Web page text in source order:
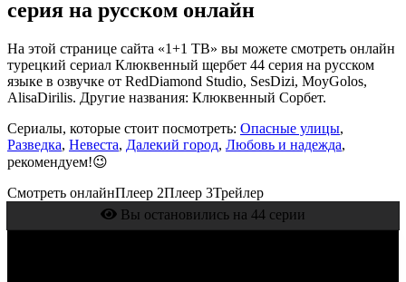
серия на русском онлайн
На этой странице сайта «1+1 ТВ» вы можете смотреть онлайн
турецкий сериал Клюквенный щербет 44 серия на русском
языке в озвучке от RedDiamond Studio, SesDizi, MoyGolos,
AlisaDirilis. Другие названия: Клюквенный Сорбет.
Сериалы, которые стоит посмотреть: Опасные улицы,
Разведка, Невеста, Далекий город, Любовь и надежда,
рекомендуем!😉
Смотреть онлайнПлеер 2Плеер 3Трейлер
Вы остановились на 44 серии